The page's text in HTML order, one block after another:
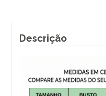
Descrição